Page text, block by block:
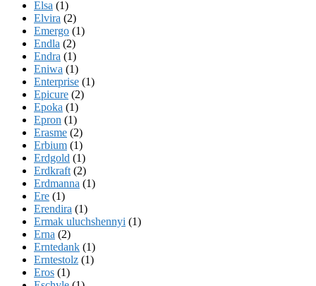
Elsa (1)
Elvira (2)
Emergo (1)
Endla (2)
Endra (1)
Eniwa (1)
Enterprise (1)
Epicure (2)
Epoka (1)
Epron (1)
Erasme (2)
Erbium (1)
Erdgold (1)
Erdkraft (2)
Erdmanna (1)
Ere (1)
Erendira (1)
Ermak uluchshennyi (1)
Erna (2)
Erntedank (1)
Erntestolz (1)
Eros (1)